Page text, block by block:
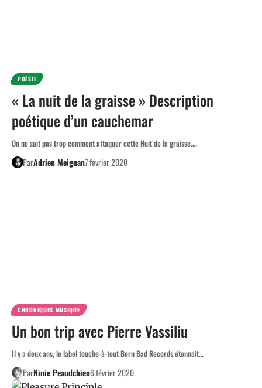
POÉSIE
« La nuit de la graisse » Description
poétique d’un cauchemar
On ne sait pas trop comment attaquer cette Nuit de la graisse.…
ParAdrien Meignan7 février 2020
CHRONIQUES MUSIQUE
Un bon trip avec Pierre Vassiliu
Il y a deux ans, le label touche-à-tout Born Bad Records étonnait…
ParNinie Peaudchien6 février 2020